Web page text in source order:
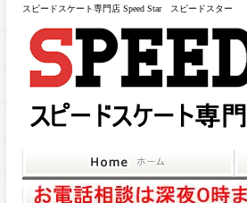
スピードスケート専門店 Speed Star スピードスター